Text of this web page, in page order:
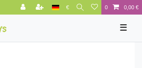
€ 0 0,00 €
☰